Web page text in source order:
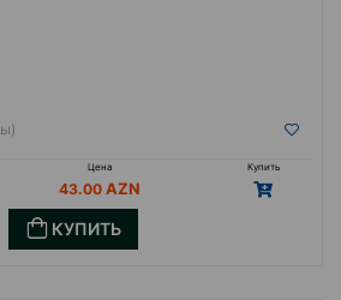
Цена
Купить
43.00
КУПИТЬ